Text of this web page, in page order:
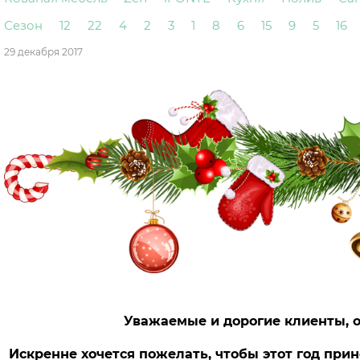
Сезон
12 22 4 2 3 1 8 6 15 9 5 16
29 декабря 2017
Уважаемые и дорогие клиенты,
Искренне хочется пожелать, чтобы этот год